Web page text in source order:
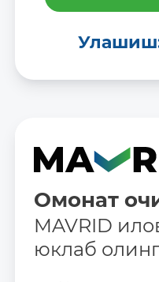
Омонат
MAVRID
юклаб